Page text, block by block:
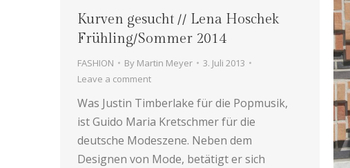
Kurven gesucht // Lena Hoschek
Frühling/Sommer 2014
FASHION By Martin Meyer
3. Juli 2013
Leave a comment
Was Justin Timberlake für die Popmusik,
ist Guido Maria Kretschmer für die
deutsche Modeszene. Neben dem
Designen von Mode, betätigt er sich